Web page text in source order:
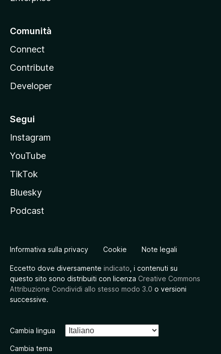
Comunità
Connect
Contribute
Developer
Segui
Instagram
YouTube
TikTok
Bluesky
Podcast
Informativa sulla privacy Cookie Note legali
Eccetto dove diversamente indicato , i contenuti su
questo sito sono distribuiti con licenza Creative Commons
Attribuzione Condividi allo stesso modo 3.0 o versioni
successive.
Cambia lingua
Cambia tema